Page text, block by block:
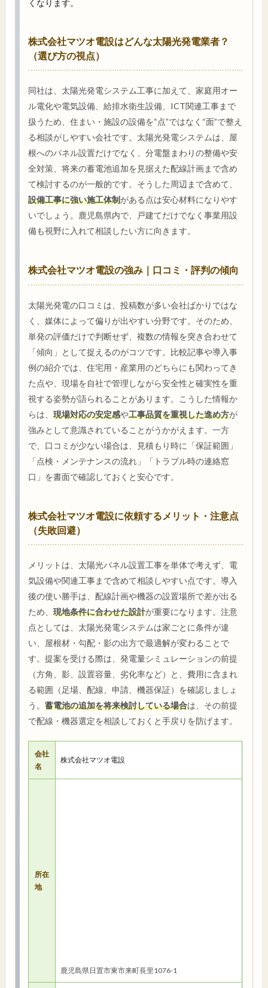
くなります。
株式会社マツオ電設はどんな太陽光発電業者？
（選び方の視点）
同社は、太陽光発電システム工事に加えて、家庭用オー
ル電化や電気設備、給排水衛生設備、ICT関連工事まで
扱うため、住まい・施設の設備を“点”ではなく“面”で整え
る相談がしやすい会社です。太陽光発電システムは、屋
根へのパネル設置だけでなく、分電盤まわりの整備や安
全対策、将来の蓄電池追加を見据えた配線計画まで含め
て検討するのが一般的です。そうした周辺まで含めて、
設備工事に強い施工体制がある点は安心材料になりやす
いでしょう。鹿児島県内で、戸建てだけでなく事業用設
備も視野に入れて相談したい方に向きます。
株式会社マツオ電設の強み｜口コミ・評判の傾向
太陽光発電の口コミは、投稿数が多い会社ばかりではな
く、媒体によって偏りが出やすい分野です。そのため、
単発の評価だけで判断せず、複数の情報を突き合わせて
「傾向」として捉えるのがコツです。比較記事や導入事
例の紹介では、住宅用・産業用のどちらにも関わってき
た点や、現場を自社で管理しながら安全性と確実性を重
視する姿勢が語られることがあります。こうした情報か
らは、 現場対応の安定感や工事品質を重視した進め方が
強みとして意識されていることがうかがえます。一方
で、口コミが少ない場合は、見積もり時に「保証範囲」
「点検・メンテナンスの流れ」「トラブル時の連絡窓
口」を書面で確認しておくと安心です。
株式会社マツオ電設に依頼するメリット・注意点
（失敗回避）
メリットは、太陽光パネル設置工事を単体で考えず、電
気設備や関連工事まで含めて相談しやすい点です。導入
後の使い勝手は、配線計画や機器の設置場所で差が出る
ため、 現地条件に合わせた設計が重要になります。注意
点としては、太陽光発電システムは家ごとに条件が違
い、屋根材・勾配・影の出方で最適解が変わることで
す。提案を受ける際は、発電量シミュレーションの前提
（方角、影、設置容量、劣化率など）と、費用に含まれ
る範囲（足場、配線、申請、機器保証）を確認しましょ
う。 蓄電池の追加を将来検討している場合は、その前提
で配線・機器選定を相談しておくと手戻りを防げます。
会社
名
株式会社マツオ電設
所在
地
鹿児島県日置市東市来町長里1076-1